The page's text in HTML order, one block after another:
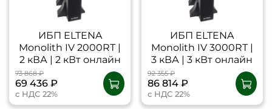
ИБП ELTENA
Monolith IV 2000RТ |
2 кВА | 2 кВт онлайн
73 868 ₽
69 436 ₽
с НДС 22%
ИБП ELTENA
Monolith IV 3000RТ |
3 кВА | 3 кВт онлайн
92 355 ₽
86 814 ₽
с НДС 22%